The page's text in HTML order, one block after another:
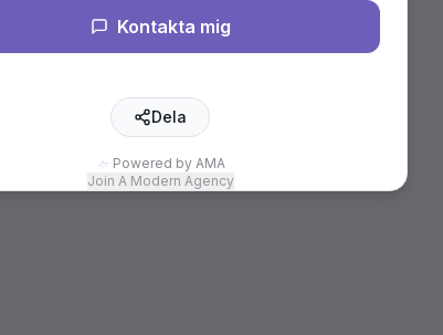
Kontakta mig
Dela
Powered by AMA
Join A Modern Agency